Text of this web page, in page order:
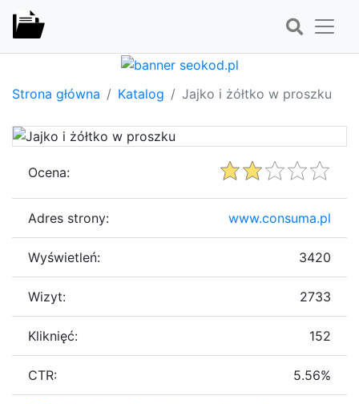
Strona główna Katalog Jajko i żółtko w proszku
Ocena:
Adres strony: www.consuma.pl
Wyświetleń: 3420
Wizyt: 2733
Kliknięć: 152
CTR: 5.56%